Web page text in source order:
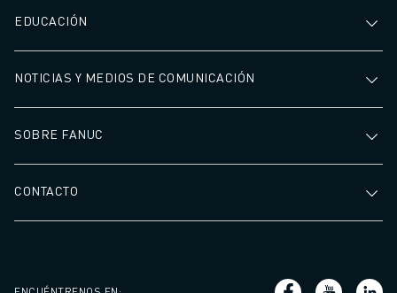
EDUCACIÓN
NOTICIAS Y MEDIOS DE COMUNICACIÓN
SOBRE FANUC
CONTACTO